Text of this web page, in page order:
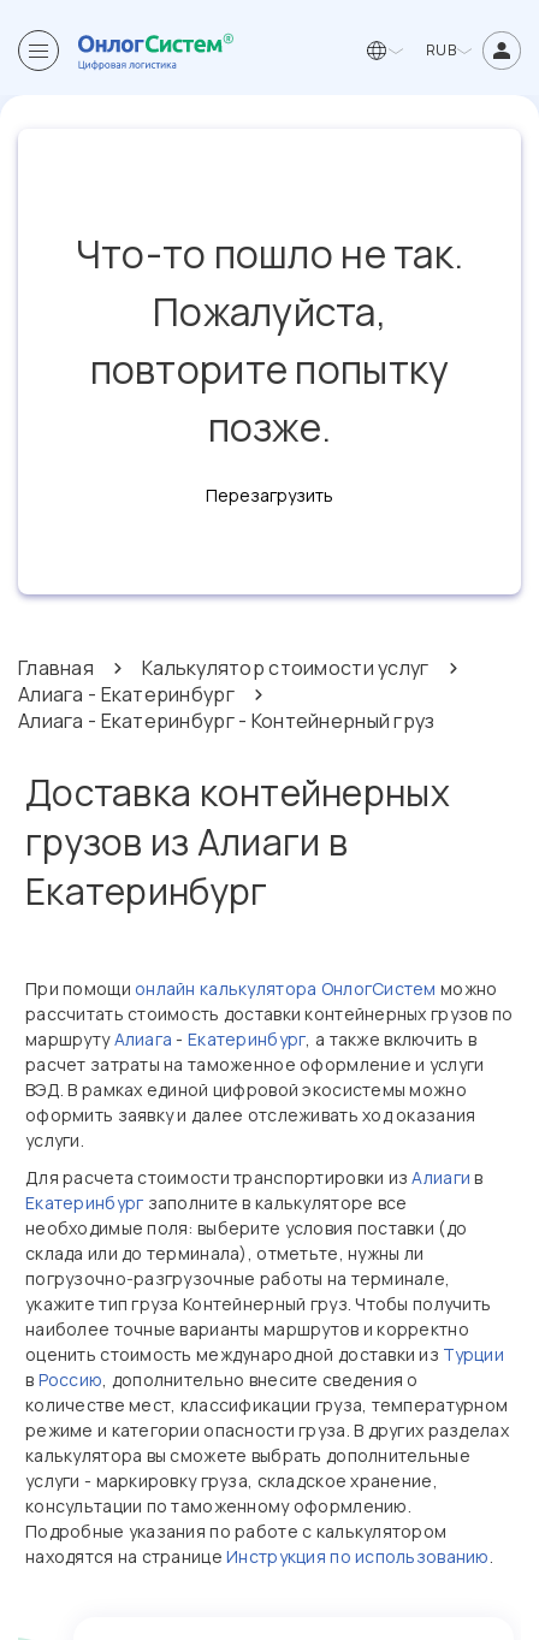
RUB
Что-то пошло не так.
Пожалуйста,
повторите попытку
позже.
Перезагрузить
Главная
Калькулятор стоимости услуг
Алиага - Екатеринбург
Алиага - Екатеринбург - Контейнерный груз
Доставка контейнерных
грузов из Алиаги в
Екатеринбург
При помощи онлайн калькулятора ОнлогСистем можно
рассчитать стоимость доставки контейнерных грузов по
маршрутуАлиага -Екатеринбург, а также включить в
расчет затраты на таможенное оформление и услуги
ВЭД. В рамках единой цифровой экосистемы можно
оформить заявку и далее отслеживать ход оказания
услуги.
Для расчета стоимости транспортировки изАлиаги в
Екатеринбург заполните в калькуляторе все
необходимые поля: выберите условия поставки (до
склада или до терминала), отметьте, нужны ли
погрузочно‑разгрузочные работы на терминале,
укажите тип груза Контейнерный груз. Чтобы получить
наиболее точные варианты маршрутов и корректно
оценить стоимость международной доставки из Турции
в Россию, дополнительно внесите сведения о
количестве мест, классификации груза, температурном
режиме и категории опасности груза. В других разделах
калькулятора вы сможете выбрать дополнительные
услуги - маркировку груза, складское хранение,
консультации по таможенному оформлению.
Подробные указания по работе с калькулятором
находятся на страницеИнструкция по использованию.